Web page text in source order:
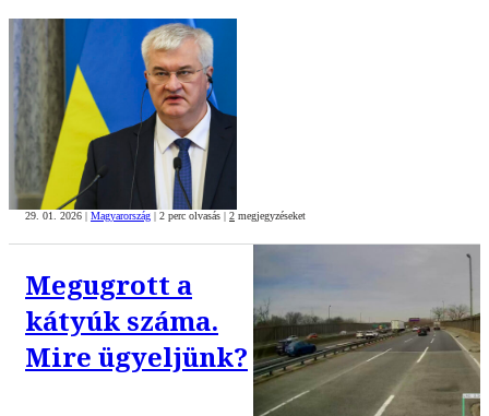
29. 01. 2026 | Magyarország | 2 perc olvasás | 2 megjegyzéseket
Megugrott a
kátyúk száma.
Mire ügyeljünk?